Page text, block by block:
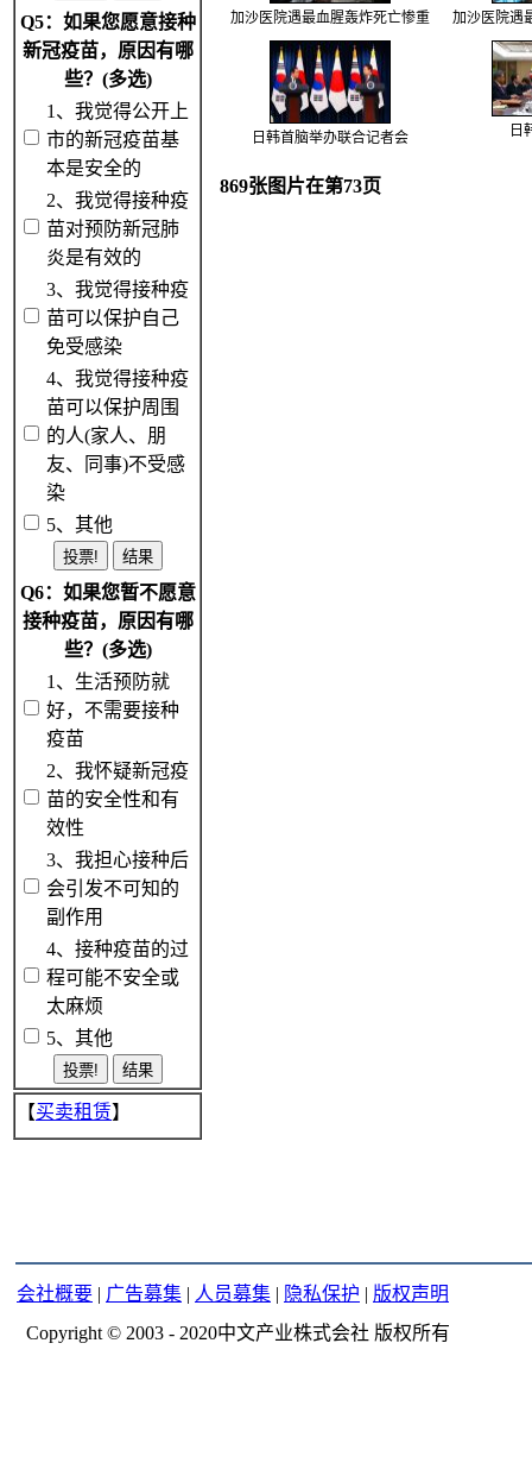
Q5：如果您愿意接种
新冠疫苗，原因有哪
些？(多选)
1、我觉得公开上
市的新冠疫苗基
本是安全的
2、我觉得接种疫
苗对预防新冠肺
炎是有效的
3、我觉得接种疫
苗可以保护自己
免受感染
4、我觉得接种疫
苗可以保护周围
的人(家人、朋
友、同事)不受感
染
5、其他
Q6：如果您暂不愿意
接种疫苗，原因有哪
些？(多选)
1、生活预防就
好，不需要接种
疫苗
2、我怀疑新冠疫
苗的安全性和有
效性
3、我担心接种后
会引发不可知的
副作用
4、接种疫苗的过
程可能不安全或
太麻烦
5、其他
【买卖租赁】
加沙医院遇最血腥轰炸死亡惨重 加沙医院遇
日韩首脑举办联合记者会 日
869张图片在第73页
会社概要 | 广告募集 | 人员募集 | 隐私保护 | 版权声明
Copyright © 2003 - 2020中文产业株式会社 版权所有